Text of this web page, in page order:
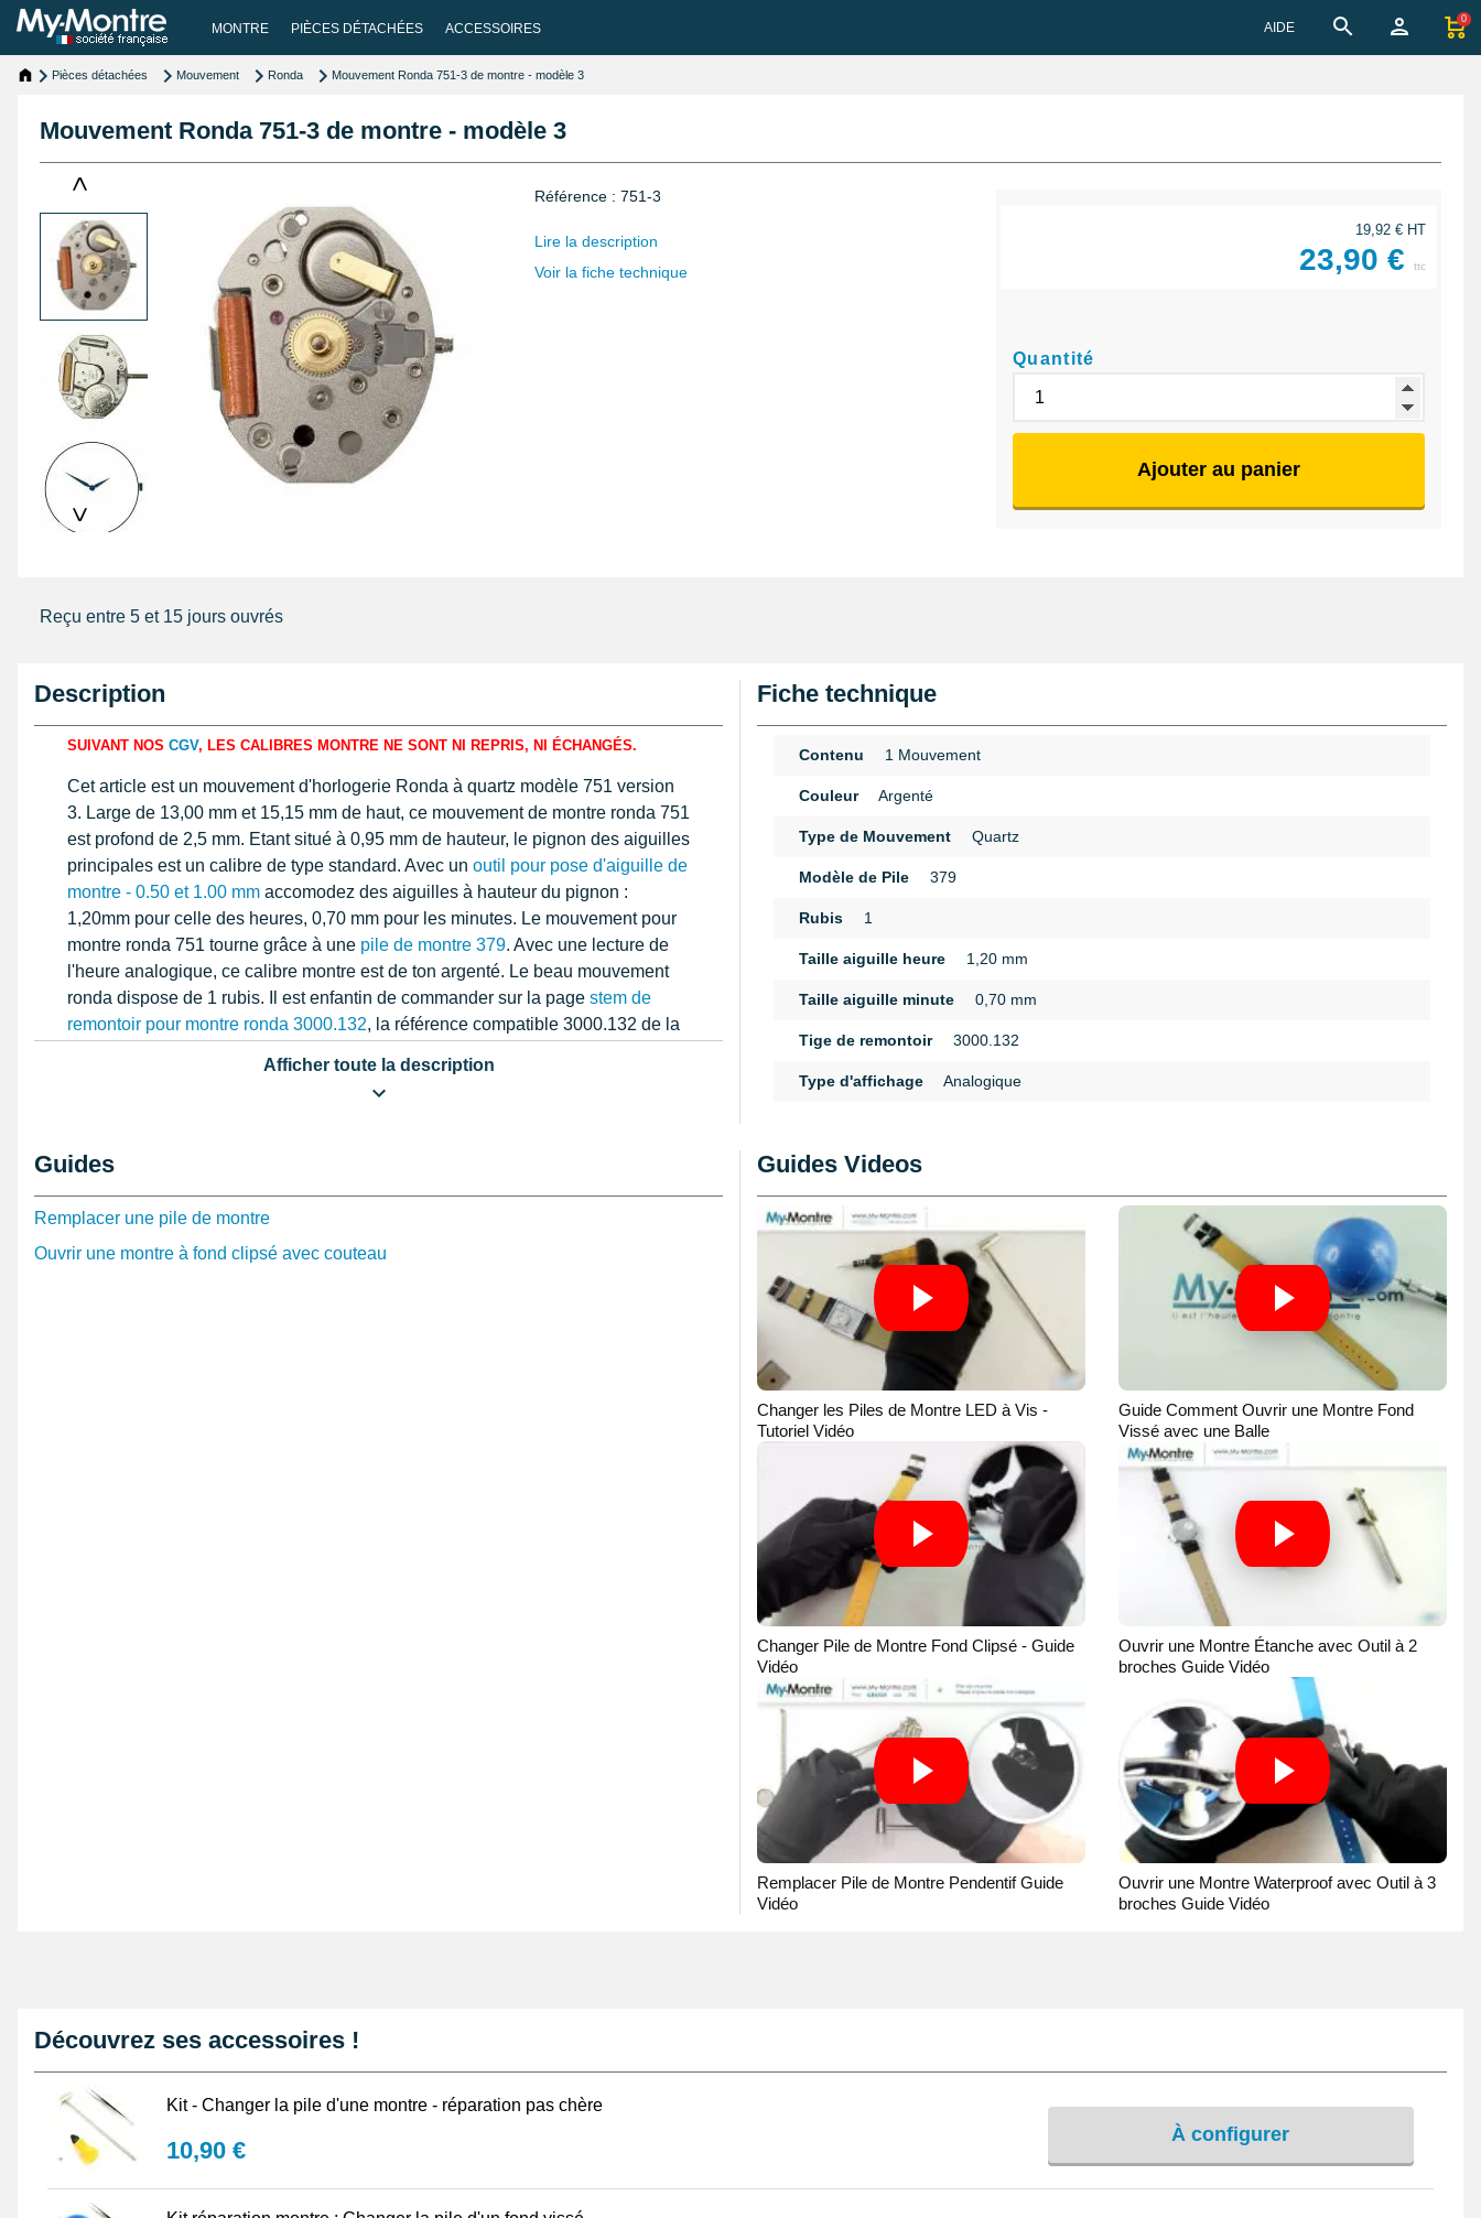
MONTRE PIÈCES DÉTACHÉES ACCESSOIRES AIDE
0
Pièces détachées Mouvement Ronda Mouvement Ronda 751-3 de montre - modèle 3
Mouvement Ronda 751-3 de montre - modèle 3
<
>
Référence : 751-3
Lire la description
Voir la fiche technique
19,92 € HT
23,90 € ttc
Quantité
Ajouter au panier
Reçu entre 5 et 15 jours ouvrés
Description
SUIVANT NOS CGV, LES CALIBRES MONTRE NE SONT NI REPRIS, NI ÉCHANGÉS.
Cet article est un mouvement d'horlogerie Ronda à quartz modèle 751 version
3. Large de 13,00 mm et 15,15 mm de haut, ce mouvement de montre ronda 751
est profond de 2,5 mm. Etant situé à 0,95 mm de hauteur, le pignon des aiguilles
principales est un calibre de type standard. Avec un outil pour pose d'aiguille de
montre - 0.50 et 1.00 mm accomodez des aiguilles à hauteur du pignon :
1,20mm pour celle des heures, 0,70 mm pour les minutes. Le mouvement pour
montre ronda 751 tourne grâce à une pile de montre 379. Avec une lecture de
l'heure analogique, ce calibre montre est de ton argenté. Le beau mouvement
ronda dispose de 1 rubis. Il est enfantin de commander sur la page stem de
remontoir pour montre ronda 3000.132, la référence compatible 3000.132 de la
assemblée, vous pouvez accroître le diamètre de la stem.
Multifonction
tâche. Le calibre de montre permet d'indiquer l'heure et d'utiliser les
fonctionnalités comme les montres de la page
arrache aiguille montre automatique piston
Afficher toute la description
Fiche technique
Contenu 1 Mouvement
Couleur Argenté
Type de Mouvement Quartz
Modèle de Pile 379
Rubis 1
Taille aiguille heure 1,20 mm
Taille aiguille minute 0,70 mm
Tige de remontoir 3000.132
Type d'affichage Analogique
Guides
Remplacer une pile de montre
Ouvrir une montre à fond clipsé avec couteau
Guides Videos
Changer les Piles de Montre LED à Vis -
Tutoriel Vidéo
Guide Comment Ouvrir une Montre Fond
Vissé avec une Balle
Changer Pile de Montre Fond Clipsé - Guide
Vidéo
Ouvrir une Montre Étanche avec Outil à 2
broches Guide Vidéo
Remplacer Pile de Montre Pendentif Guide
Vidéo
Ouvrir une Montre Waterproof avec Outil à 3
broches Guide Vidéo
Découvrez ses accessoires !
Kit - Changer la pile d'une montre - réparation pas chère
10,90 €
À configurer